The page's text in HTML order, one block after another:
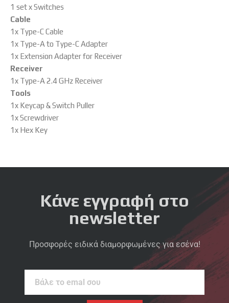
1 set x Switches
Cable
1x Type-C Cable
1x Type-A to Type-C Adapter
1x Extension Adapter for Receiver
Receiver
1x Type-A 2.4 GHz Receiver
Tools
1x Keycap & Switch Puller
1x Screwdriver
1x Hex Key
Κάνε εγγραφή στο
newsletter
Προσφορές ειδικά διαμορφωμένες για εσένα!